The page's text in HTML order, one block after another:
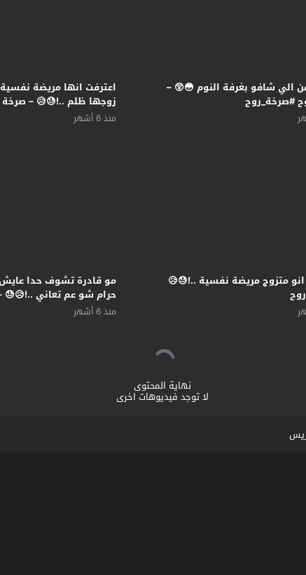
الي شافو بغرفة النوم 😳😲 –
#صرخة_روح
اعترفت انها مريضة
زوجها ظلم ..!😓😥 –
منذ 6 أشهر
متزوج مريضة نفسية ..!😓😥
مو قادرة تشوف حدا عايش
حرام شو عم تعاني ..!😥😓
منذ 6 أشهر
نهاية المحتوى
لا توجد فيديوهات اخرى